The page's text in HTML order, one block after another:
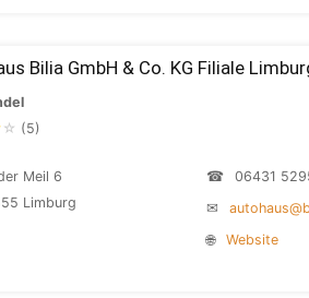
Bilia GmbH & Co. KG Filiale
☆ (5)
Meil 6
Limburg
☎
06431
✉
🌐
Website